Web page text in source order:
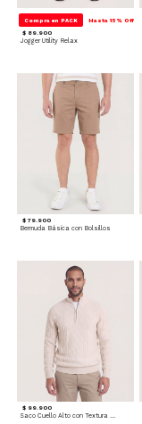
Compra en PACK Hasta 15% Off
$ 89.900
Jogger Utility Relax
$ 79.900
Bermuda Básica con Bolsillos
$ 99.900